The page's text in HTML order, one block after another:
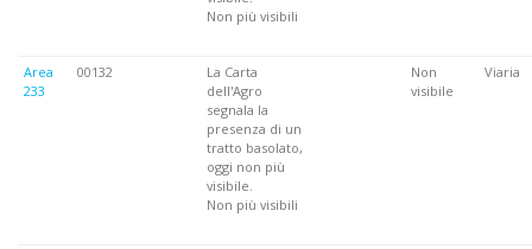
Non più visibili
Area
233
00132
La Carta
dell'Agro
segnala la
presenza di un
tratto basolato,
oggi non più
visibile.
Non più visibili
Non
visibile
Viaria